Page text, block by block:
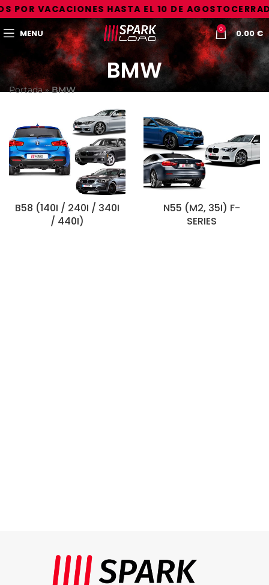
POR VACACIONES HASTA EL 10 DE AGOSTO
MENU 0 0.00€
BMW
Portada»BMW
B58 (140I / 240I / 340I
/ 440I)
N55 (M2, 35I) F-
SERIES